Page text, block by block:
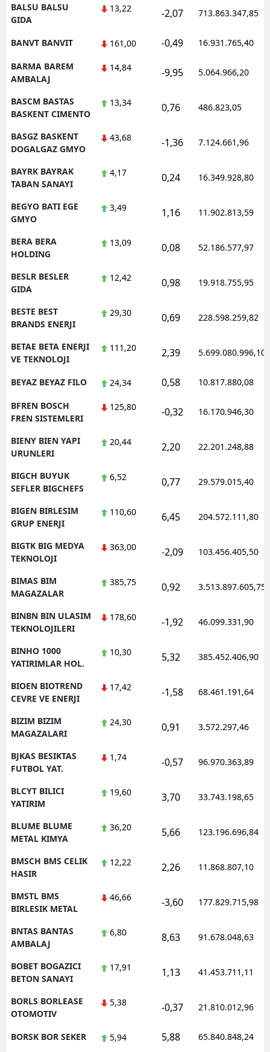
BALSU BALSU
GIDA
13,22 -2,07 713.863.347,85
BANVT BANVIT 161,00 -0,49 16.931.765,40
BARMA BAREM
AMBALAJ
14,84 -9,95 5.064.966,20
BASCM BASTAS
BASKENT CIMENTO
13,34 0,76 486.823,05
BASGZ BASKENT
DOGALGAZ GMYO
43,68 -1,36 7.124.661,96
BAYRK BAYRAK
TABAN SANAYI
4,17 0,24 16.349.928,80
BEGYO BATI EGE
GMYO
3,49 1,16 11.902.813,59
BERA BERA
HOLDING
13,09 0,08 52.186.577,97
BESLR BESLER
GIDA
12,42 0,98 19.918.755,95
BESTE BEST
BRANDS ENERJI
29,30 0,69 228.598.259,82
BETAE BETA ENERJI
VE TEKNOLOJI
111,20 2,39 5.699.080.996,10
BEYAZ BEYAZ FILO 24,34 0,58 10.817.880,08
BFREN BOSCH
FREN SISTEMLERI
125,80 -0,32 16.170.946,30
BIENY BIEN YAPI
URUNLERI
20,44 2,20 22.201.248,88
BIGCH BUYUK
SEFLER BIGCHEFS
6,52 0,77 29.579.015,40
BIGEN BIRLESIM
GRUP ENERJI
110,60 6,45 204.572.111,80
BIGTK BIG MEDYA
TEKNOLOJI
363,00 -2,09 103.456.405,50
BIMAS BIM
MAGAZALAR
385,75 0,92 3.513.897.605,75
BINBN BIN ULASIM
TEKNOLOJILERI
178,60 -1,92 46.099.331,90
BINHO 1000
YATIRIMLAR HOL.
10,30 5,32 385.452.406,90
BIOEN BIOTREND
CEVRE VE ENERJI
17,42 -1,58 68.461.191,64
BIZIM BIZIM
MAGAZALARI
24,30 0,91 3.572.297,46
BJKAS BESIKTAS
FUTBOL YAT.
1,74 -0,57 96.970.363,89
BLCYT BILICI
YATIRIM
19,60 3,70 33.743.198,65
BLUME BLUME
METAL KIMYA
36,20 5,66 123.196.696,84
BMSCH BMS CELIK
HASIR
12,22 2,26 11.868.807,10
BMSTL BMS
BIRLESIK METAL
46,66 -3,60 177.829.715,98
BNTAS BANTAS
AMBALAJ
6,80 8,63 91.678.048,63
BOBET BOGAZICI
BETON SANAYI
17,91 1,13 41.453.711,11
BORLS BORLEASE
OTOMOTIV
5,38 -0,37 21.810.012,96
BORSK BOR SEKER 5,94 5,88 65.840.848,24